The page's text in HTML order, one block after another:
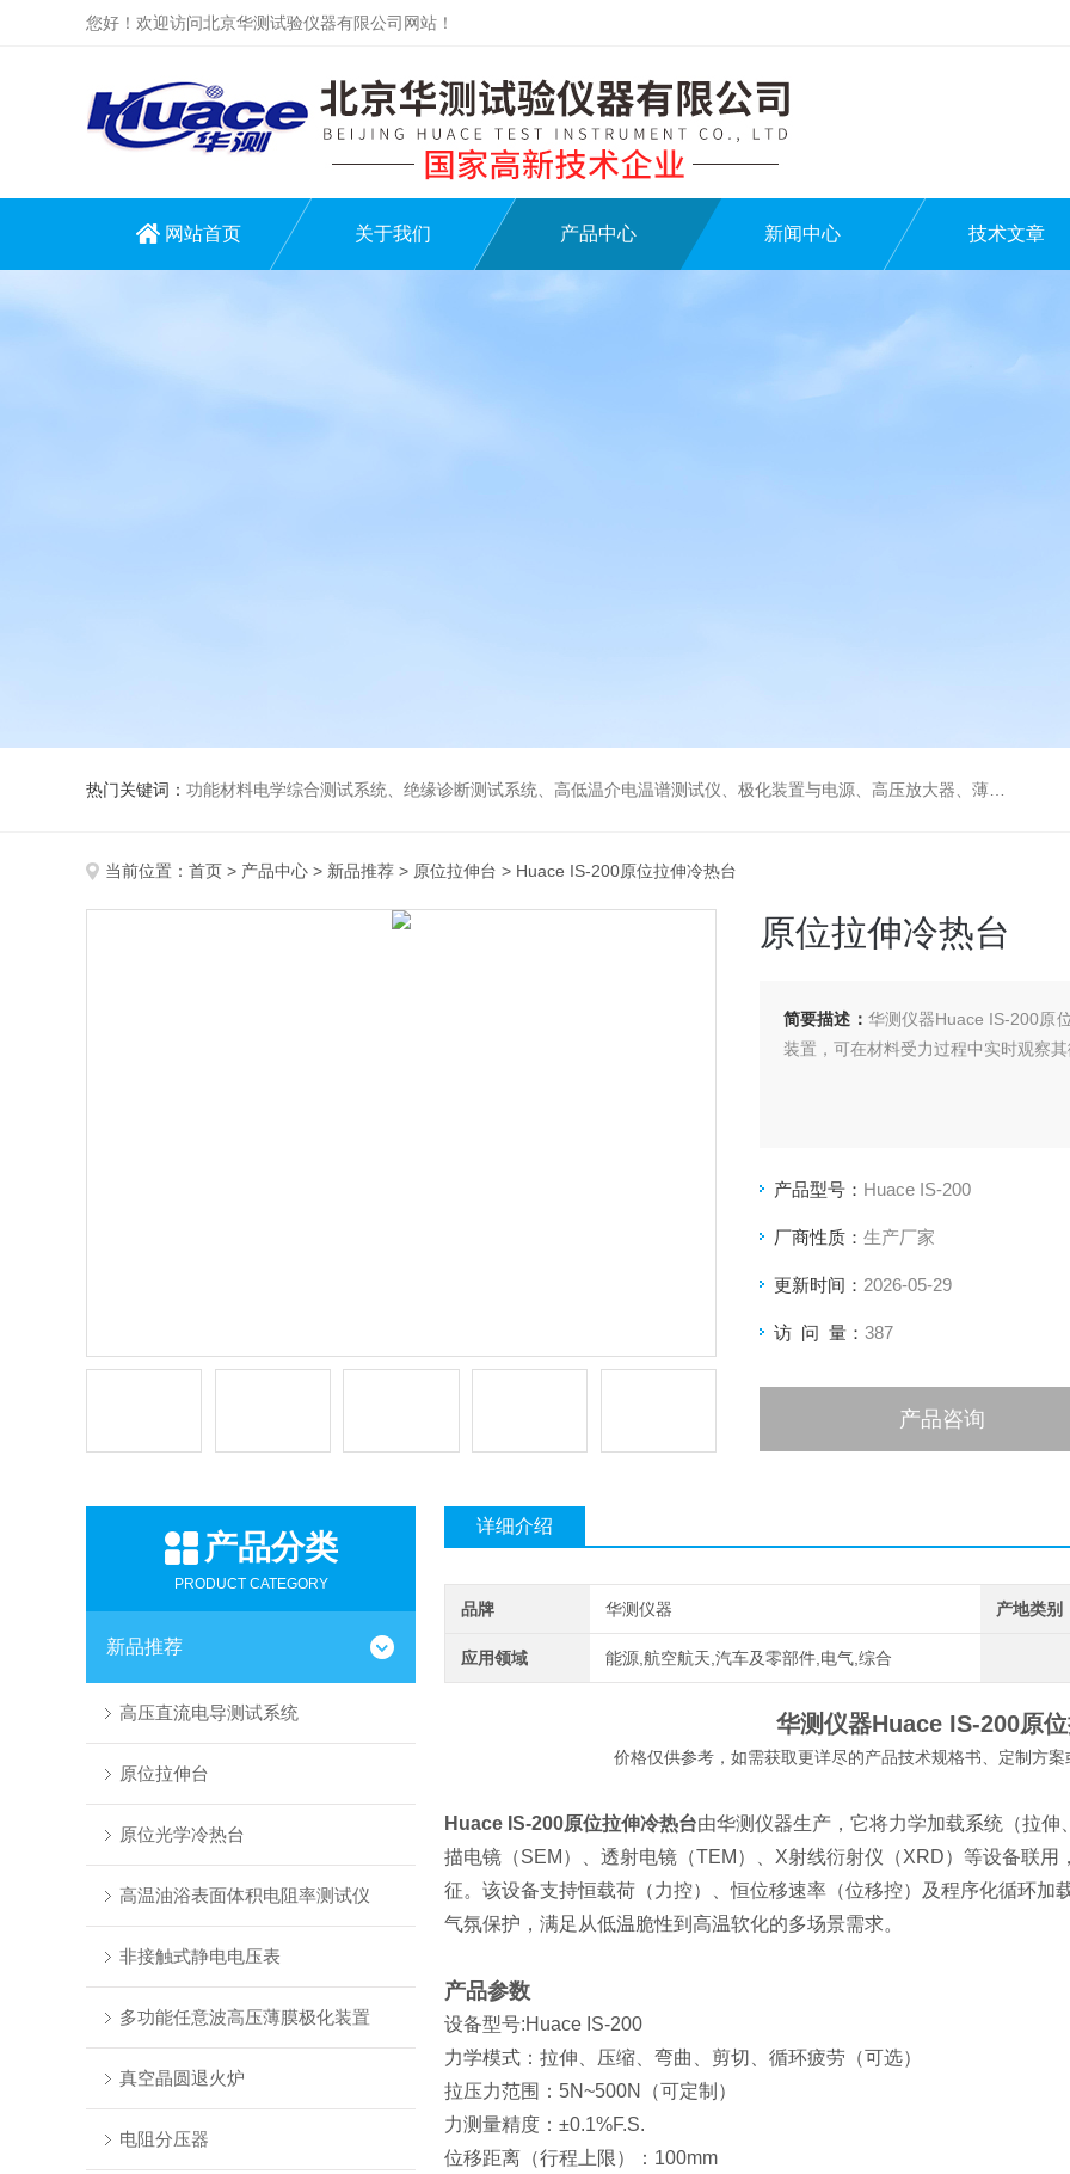
您好！欢迎访问北京华测试验仪器有限公司网站！
网站首页 关于我们 产品中心 新闻中心 技术文章
热门关键词： 功能材料电学综合测试系统、绝缘诊断测试系统、高低温介电温谱测试仪、极化装置与电源、高压放大器、薄膜极化、高低温冷热台、铁电压电热释电测试仪、绝缘材料电学性能综合测试平台、电击穿强度试验仪、耐电弧试验仪、高压漏电起痕测试仪、储能材料电学测控系统。
当前位置： 首页 > 产品中心 > 新品推荐 > 原位拉伸台 > Huace IS-200原位拉伸冷热台
原位拉伸冷热台
简要描述： 华测仪器Huace IS-200原
装置，可在材料受力过程中实时观察
产品型号： Huace IS-200
厂商性质： 生产厂家
更新时间： 2026-05-29
访 问 量： 387
产品咨询
产品分类
PRODUCT CATEGORY
新品推荐
高压直流电导测试系统
原位拉伸台
原位光学冷热台
高温油浴表面体积电阻率测试仪
非接触式静电电压表
多功能任意波高压薄膜极化装置
真空晶圆退火炉
电阻分压器
详细介绍
品牌 华测仪器 产地类别
应用领域 能源,航空航天,汽车及零部件,电气,综合
华测仪器Huace IS-200原
价格仅供参考，如需获取更详尽的产品技术规格书、定制方
Huace IS-200原位拉伸冷热台由华测仪器生产，它将力学加载系统（拉
描电镜（SEM）、透射电镜（TEM）、X射线衍射仪（XRD）等设备联
征。该设备支持恒载荷（力控）、恒位移速率（位移控）及程序化循环
气氛保护，满足从低温脆性到高温软化的多场景需求。
产品参数
设备型号:Huace IS-200
力学模式：拉伸、压缩、弯曲、剪切、循环疲劳（可选）
拉压力范围：5N~500N（可定制）
力测量精度：±0.1%F.S.
位移距离（行程上限）：100mm